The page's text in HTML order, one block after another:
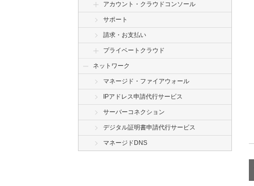
アカウント・クラウドコンソール
サポート
請求・お支払い
プライベートクラウド
ネットワーク
マネージド・ファイアウォール
IPアドレス申請代行サービス
サーバーコネクション
デジタル証明書申請代行サービス
マネージドDNS